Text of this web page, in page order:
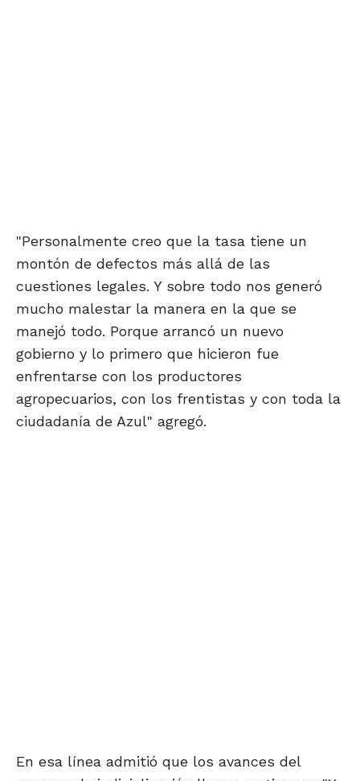
"Personalmente creo que la tasa tiene un
montón de defectos más allá de las
cuestiones legales. Y sobre todo nos generó
mucho malestar la manera en la que se
manejó todo. Porque arrancó un nuevo
gobierno y lo primero que hicieron fue
enfrentarse con los productores
agropecuarios, con los frentistas y con toda la
ciudadanía de Azul" agregó.
En esa línea admitió que los avances del